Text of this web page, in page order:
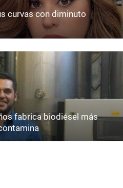
curvas con diminuto
fabrica biodiésel más